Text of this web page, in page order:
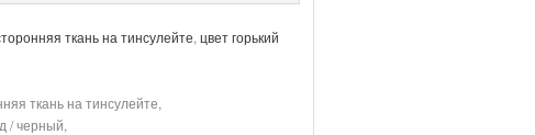
ткань на тинсулейте,цвет горький
ткань на тинсулейте,
/ черный,